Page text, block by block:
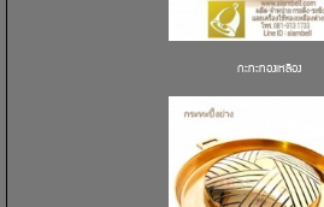
กะทะทองเหลือง